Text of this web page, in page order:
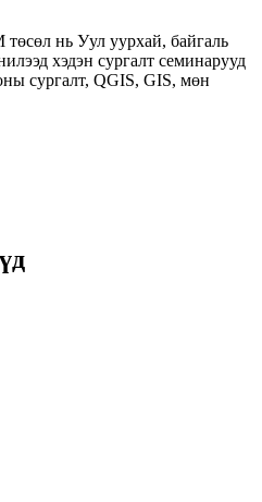
нь Уул уурхай, байгаль
хэдэн сургалт семинарууд
сургалт, QGIS, GIS, мөн